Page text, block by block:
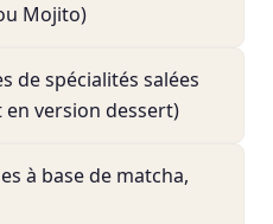
Mojito)
de spécialités salées
version dessert)
à base de matcha,